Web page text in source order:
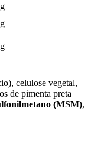
celulose vegetal,
de pimenta preta
(MSM),